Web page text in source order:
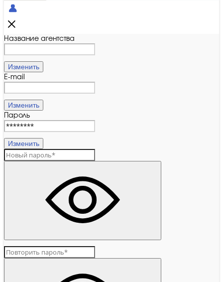
Название агентства
Изменить
E-mail
Изменить
Пароль
Изменить